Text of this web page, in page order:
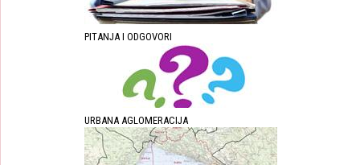
PITANJA I ODGOVORI
URBANA AGLOMERACIJA